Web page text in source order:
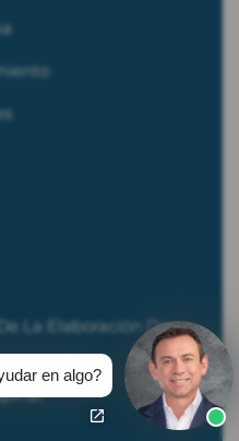
La Elaboración De
en algo?